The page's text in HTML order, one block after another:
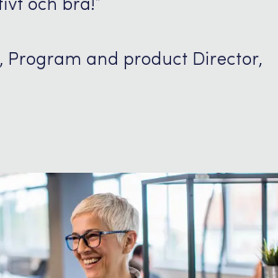
och bra!”
Program and product Director,